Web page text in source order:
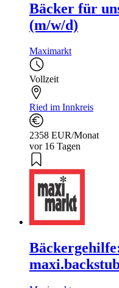
Bäcker für
(m/w/d)
Maximarkt
Vollzeit
Ried im Innkreis
2358 EUR/Monat
vor 16 Tagen